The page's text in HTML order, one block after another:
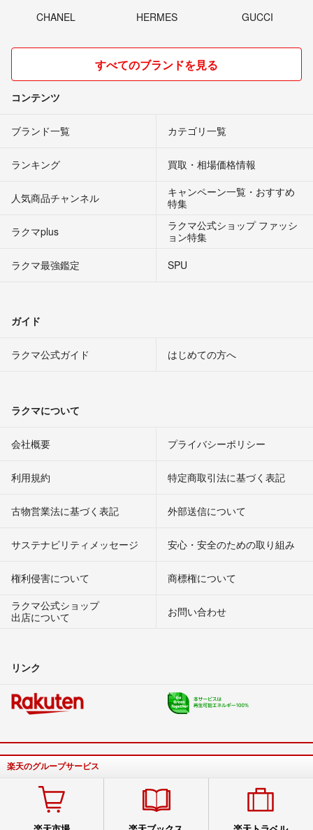
CHANEL HERMES GUCCI
すべてのブランドを見る
コンテンツ
ブランド一覧 カテゴリ一覧
ランキング 買取・相場価格情報
人気商品チャンネル
キャンペーン一覧・おすすめ
特集
ラクマplus
ラクマ公式ショップ ファッシ
ョン特集
ラクマ最強鑑定
SPU
ガイド
ラクマ公式ガイド はじめての方へ
ラクマについて
会社概要 プライバシーポリシー
利用規約 特定商取引法に基づく表記
古物営業法に基づく表記 外部送信について
サステナビリティメッセージ 安心・安全のための取り組み
権利侵害について
商標権について
ラクマ公式ショップ
出店について
お問い合わせ
リンク
楽天のグループサービス